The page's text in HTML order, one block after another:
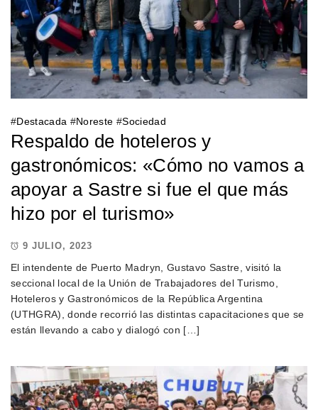
#Destacada #Noreste #Sociedad
Respaldo de hoteleros y
gastronómicos: «Cómo no vamos a
apoyar a Sastre si fue el que más
hizo por el turismo»
9 JULIO, 2023
El intendente de Puerto Madryn, Gustavo Sastre, visitó la
seccional local de la Unión de Trabajadores del Turismo,
Hoteleros y Gastronómicos de la República Argentina
(UTHGRA), donde recorrió las distintas capacitaciones que se
están llevando a cabo y dialogó con […]